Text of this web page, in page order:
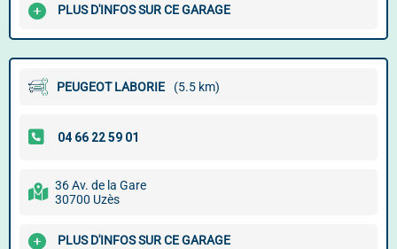
PLUS D'INFOS SUR CE GARAGE
PEUGEOT LABORIE (5.5 km)
36 Av. de la Gare
30700 Uzès
PLUS D'INFOS SUR CE GARAGE